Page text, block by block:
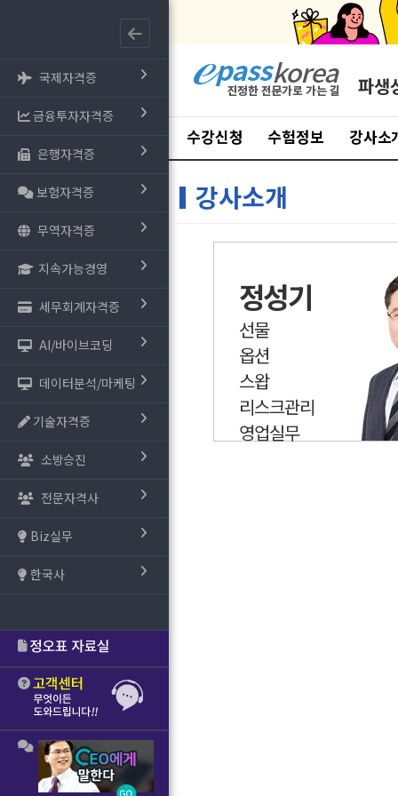
국제자격증
금융투자자격증
은행자격증
보험자격증
무역자격증
지속가능경영
세무회계자격증
AI/바이브코딩
데이터분석/마케팅
기술자격증
소방승진
전문자격사
Biz실무
한국사
파생
수강신청 수험정보 강사소
강사소개
정성기
선물
옵션
스왑
리스크관리
영업실무